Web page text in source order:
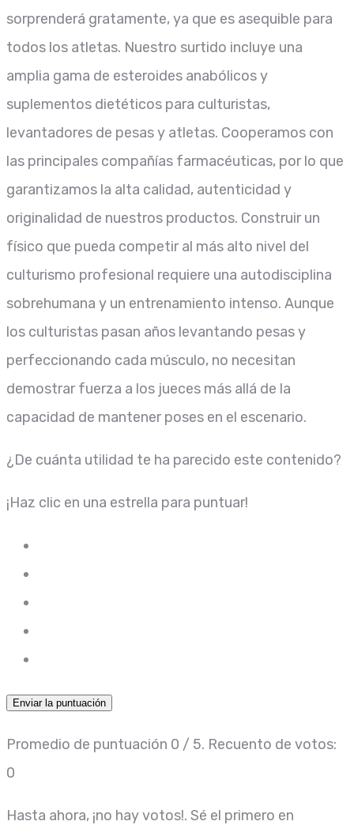
sorprenderá gratamente, ya que es asequible para
todos los atletas. Nuestro surtido incluye una
amplia gama de esteroides anabólicos y
suplementos dietéticos para culturistas,
levantadores de pesas y atletas. Cooperamos con
las principales compañías farmacéuticas, por lo que
garantizamos la alta calidad, autenticidad y
originalidad de nuestros productos. Construir un
físico que pueda competir al más alto nivel del
culturismo profesional requiere una autodisciplina
sobrehumana y un entrenamiento intenso. Aunque
los culturistas pasan años levantando pesas y
perfeccionando cada músculo, no necesitan
demostrar fuerza a los jueces más allá de la
capacidad de mantener poses en el escenario.
¿De cuánta utilidad te ha parecido este contenido?
¡Haz clic en una estrella para puntuar!
Enviar la puntuación
Promedio de puntuación 0 / 5. Recuento de votos:
0
Hasta ahora, ¡no hay votos!. Sé el primero en